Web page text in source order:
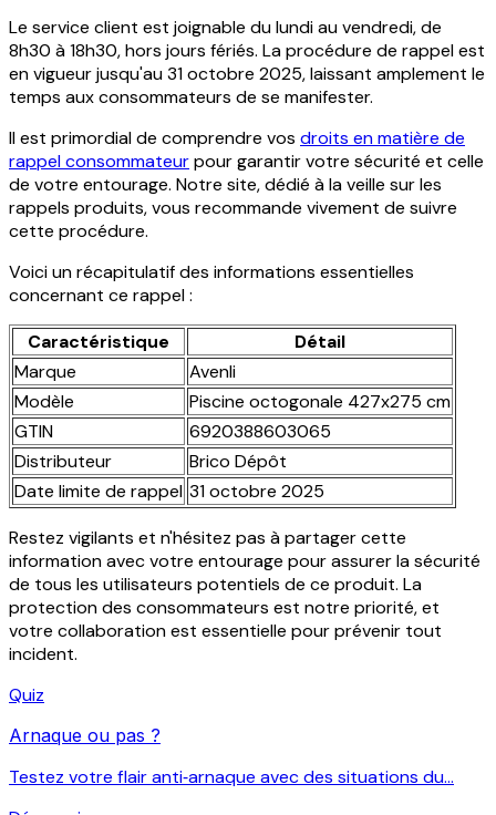
Le service client est joignable du lundi au vendredi, de
8h30 à 18h30, hors jours fériés. La procédure de rappel est
en vigueur jusqu'au 31 octobre 2025, laissant amplement le
temps aux consommateurs de se manifester.
Il est primordial de comprendre vos droits en matière de
rappel consommateurpour garantir votre sécurité et celle
de votre entourage. Notre site, dédié à la veille sur les
rappels produits, vous recommande vivement de suivre
cette procédure.
Voici un récapitulatif des informations essentielles
concernant ce rappel :
Caractéristique
Détail
Marque
Avenli
Modèle
Piscine octogonale 427x275 cm
GTIN
6920388603065
Distributeur
Brico Dépôt
Date limite de rappel 31 octobre 2025
Restez vigilants et n'hésitez pas à partager cette
information avec votre entourage pour assurer la sécurité
de tous les utilisateurs potentiels de ce produit. La
protection des consommateurs est notre priorité, et
votre collaboration est essentielle pour prévenir tout
incident.
Quiz
Arnaque ou pas ?
Testez votre flair anti‑arnaque avec des situations du...